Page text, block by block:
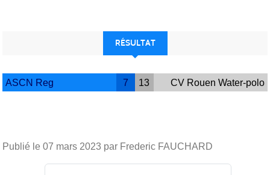
RÉSULTAT
ASCN Reg 7 13 CV Rouen Water-polo
Publié le 07 mars 2023 par Frederic FAUCHARD